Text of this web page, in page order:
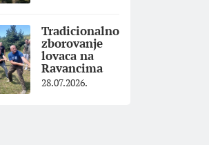
Tradicionalno
zborovanje
lovaca na
Ravancima
28.07.2026.